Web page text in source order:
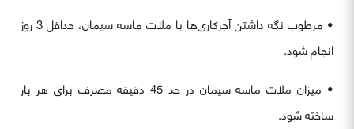
• مرطوب نگه داشتن آجرکاری‌ها با ملات ماسه سیمان، حداقل 3 روز
انجام شود.
• میزان ملات ماسه سیمان در حد 45 دقیقه مصرف برای هر بار
ساخته شود.